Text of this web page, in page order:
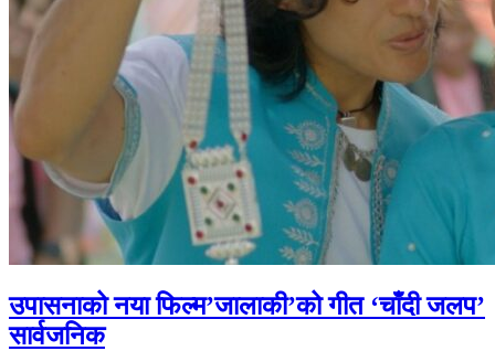
उपासनाको नया फिल्म’जालाकी’को गीत ‘चाँदी जलप’
सार्वजनिक